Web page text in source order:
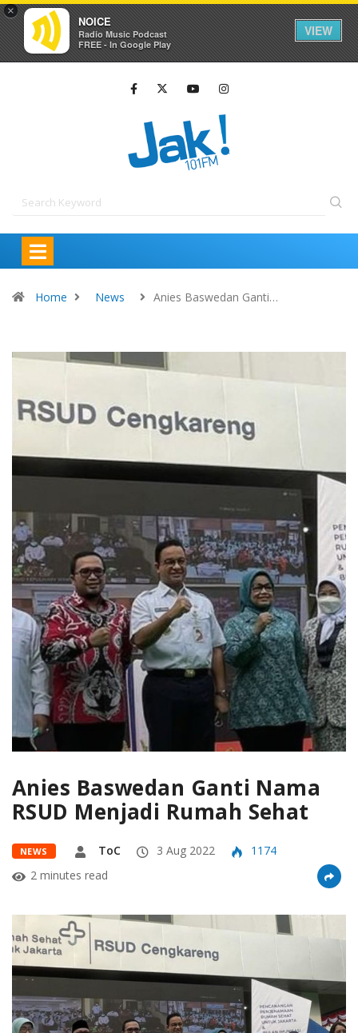
×
NOICE
Radio Music Podcast
FREE - In Google Play
VIEW
Home News Anies Baswedan Ganti…
Anies Baswedan Ganti Nama
RSUD Menjadi Rumah Sehat
NEWS ToC 3 Aug 2022
1174
2 minutes read